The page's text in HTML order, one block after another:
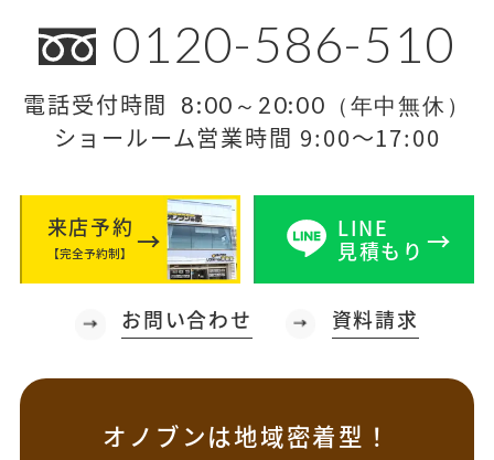
0120-586-510
電話受付時間 8:00～20:00（年中無休）
ショールーム営業時間 9:00～17:00
来店予約
【完全予約制】
LINE
見積もり
お問い合わせ 資料請求
オノブンは地域密着型！